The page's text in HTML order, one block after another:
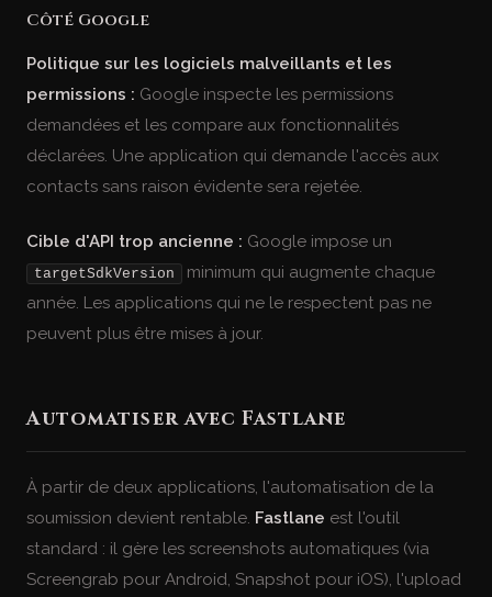
Côté Google
Politique sur les logiciels malveillants et les
permissions : Google inspecte les permissions
demandées et les compare aux fonctionnalités
déclarées. Une application qui demande l'accès aux
contacts sans raison évidente sera rejetée.
Cible d'API trop ancienne : Google impose un
targetSdkVersion
minimum qui augmente chaque
année. Les applications qui ne le respectent pas ne
peuvent plus être mises à jour.
Automatiser avec Fastlane
À partir de deux applications, l'automatisation de la
soumission devient rentable. Fastlane est l'outil
standard : il gère les screenshots automatiques (via
Screengrab pour Android, Snapshot pour iOS), l'upload